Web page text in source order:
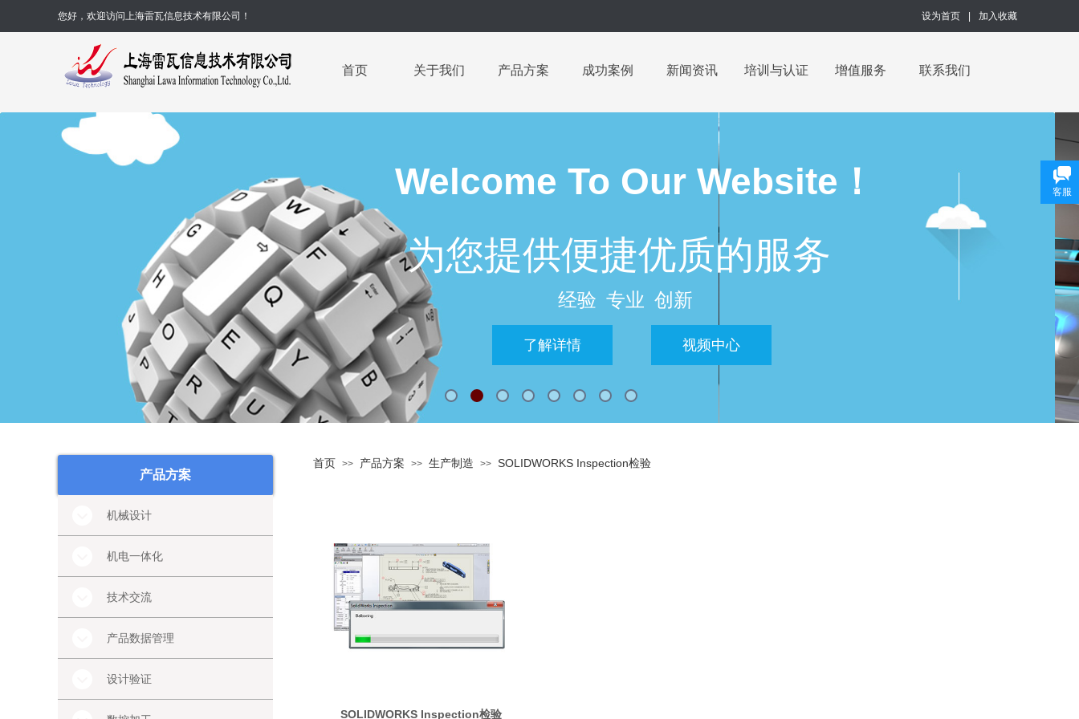
您好，欢迎访问上海雷瓦信息技术有限公司！ 设为首页 加入收藏
首页 关于我们 产品方案 成功案例 新闻资讯 培训与认证 增值服务 联系我们
Welcome To Our Website！
为您提供便捷优质的服务
经验 专业 创新
视频中心
了解详情
产品方案
首页 >> 产品方案 >> 生产制造 >> SOLIDWORKS Inspection检验
机械设计
机电一体化
技术交流
产品数据管理
设计验证
SOLIDWORKS Inspection检验
客服